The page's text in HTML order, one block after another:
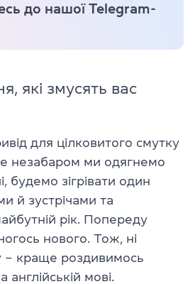
до нашої Telegram-
які змусять вас
для цілковитого смутку
незабаром ми одягнемо
будемо зігрівати один
й зустрічами та
рік. Попереду
нового. Тож, ні
– краще роздивимось
англійській мові.